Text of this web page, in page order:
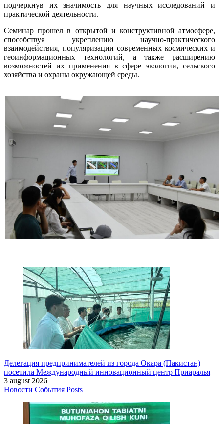
подчеркнув их значимость для научных исследований и
практической деятельности.
Семинар прошел в открытой и конструктивной атмосфере,
способствуя укреплению научно-практического
взаимодействия, популяризации современных космических и
геоинформационных технологий, а также расширению
возможностей их применения в сфере экологии, сельского
хозяйства и охраны окружающей среды.
Делегация предпринимателей из города Окара (Пакистан)
посетила Международный инновационный центр Приаралья
3 august 2026
Новости События Posts